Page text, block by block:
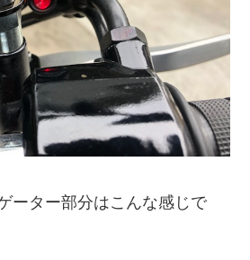
ーター部分はこんな感じで